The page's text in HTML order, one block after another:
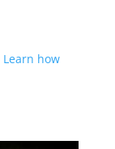
Learn how